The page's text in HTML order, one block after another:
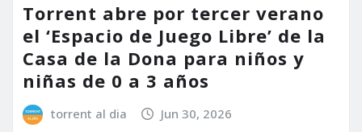
Torrent abre por tercer verano
el ‘Espacio de Juego Libre’ de la
Casa de la Dona para niños y
niñas de 0 a 3 años
torrent al dia Jun 30, 2026